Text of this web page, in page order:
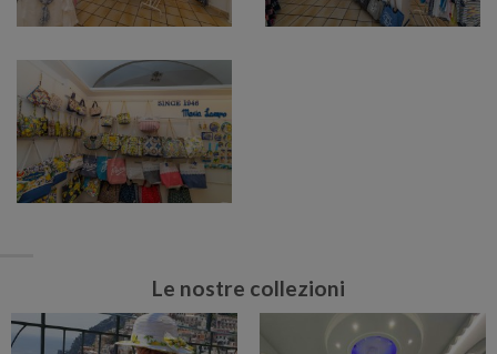
Le nostre collezioni